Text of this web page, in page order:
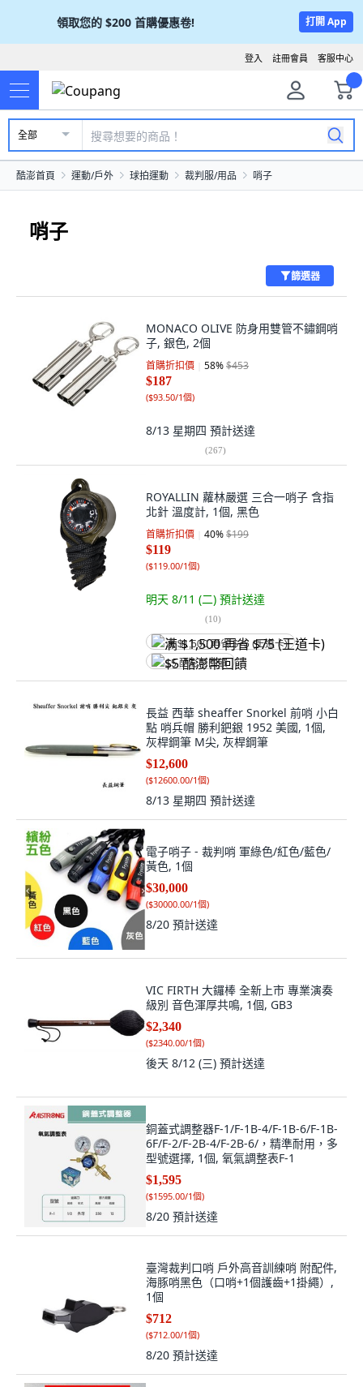
領取您的 $200 首購優惠卷! 打開 App
客服中心
註冊會員
登入
全部
酷澎首頁 運動/戶外 球拍運動 裁判服/用品 哨子
哨子
篩選器
MONACO OLIVE 防身用雙管不鏽鋼哨
子, 銀色, 2個
首購折扣價 58%$453
$187
($93.50/1個)
8/13 星期四 預計送達
(267)
ROYALLIN 蘿林嚴選 三合一哨子 含指
北針 溫度計, 1個, 黑色
首購折扣價 40%$199
$119
($119.00/1個)
明天 8/11 (二) 預計送達
(10)
满 $1,500 再省 $75 (王道卡)
$5 酷澎幣回饋
長益 西華 sheaffer Snorkel 前哨 小白
點 哨兵帽 勝利鈀銀 1952 美國, 1個,
灰桿鋼筆 M尖, 灰桿鋼筆
$12,600
($12600.00/1個)
8/13 星期四 預計送達
電子哨子 - 裁判哨 軍綠色/紅色/藍色/
黃色, 1個
$30,000
($30000.00/1個)
8/20 預計送達
VIC FIRTH 大鑼棒 全新上市 專業演奏
級別 音色渾厚共鳴, 1個, GB3
$2,340
($2340.00/1個)
後天 8/12 (三) 預計送達
銅蓋式調整器F-1/F-1B-4/F-1B-6/F-1B-
6F/F-2/F-2B-4/F-2B-6/，精準耐用，多
型號選擇, 1個, 氧氣調整表F-1
$1,595
($1595.00/1個)
8/20 預計送達
臺灣裁判口哨 戶外高音訓練哨 附配件,
海豚哨黑色（口哨+1個護齒+1掛繩）,
1個
$712
($712.00/1個)
8/20 預計送達